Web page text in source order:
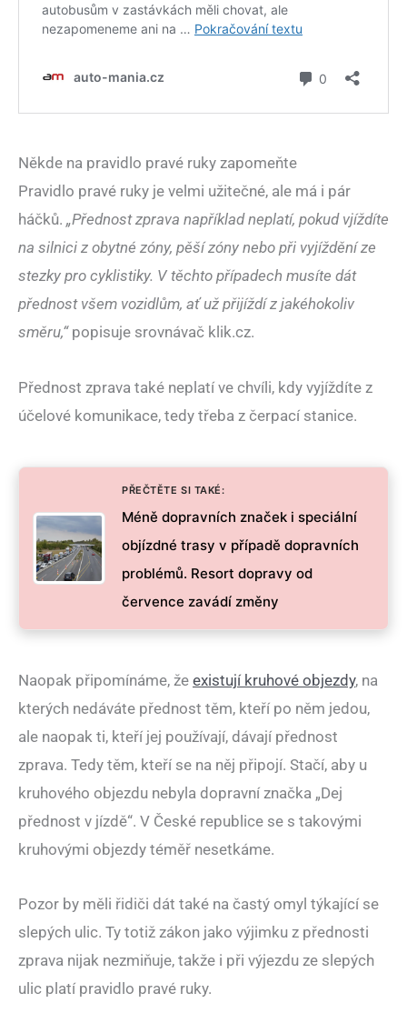
Někde na pravidlo pravé ruky zapomeňte
Pravidlo pravé ruky je velmi užitečné, ale má i pár
háčků. „Přednost zprava například neplatí, pokud vjíždíte
na silnici z obytné zóny, pěší zóny nebo při vyjíždění ze
stezky pro cyklistiky. V těchto případech musíte dát
přednost všem vozidlům, ať už přijíždí z jakéhokoliv
směru,“popisuje srovnávač klik.cz.
Přednost zprava také neplatí ve chvíli, kdy vyjíždíte z
účelové komunikace, tedy třeba z čerpací stanice.
PŘEČTĚTE SI TAKÉ:
Méně dopravních značek i speciální
objízdné trasy v případě dopravních
problémů. Resort dopravy od
července zavádí změny
Naopak připomínáme, že existují kruhové objezdy, na
kterých nedáváte přednost těm, kteří po něm jedou,
ale naopak ti, kteří jej používají, dávají přednost
zprava. Tedy těm, kteří se na něj připojí. Stačí, aby u
kruhového objezdu nebyla dopravní značka „Dej
přednost v jízdě“. V České republice se s takovými
kruhovými objezdy téměř nesetkáme.
Pozor by měli řidiči dát také na častý omyl týkající se
slepých ulic. Ty totiž zákon jako výjimku z přednosti
zprava nijak nezmiňuje, takže i při výjezdu ze slepých
ulic platí pravidlo pravé ruky.